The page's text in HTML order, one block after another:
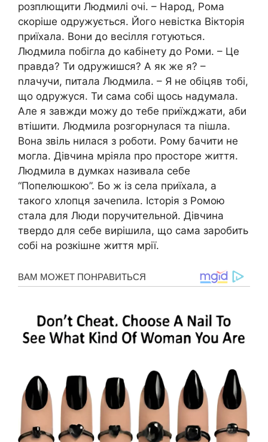
розплющити Людмилі очі. – Народ, Рома
скоріше одружується. Його невістка Вікторія
приїхала. Вони до весілля готуються.
Людмила побігла до кабінету до Роми. – Це
правда? Ти одружишся? А як же я? –
nлачучи, питала Людмила. – Я не обіцяв тобі,
що одружуся. Ти сама собі щось надумала.
Але я завжди можу до тебе приїжджати, аби
втішити. Людмила розгорнулася та пішла.
Вона звіль нилася з роботи. Рому бачити не
могла. Дівчина мріяла про просторе життя.
Людмила в думках називала себе
“Попелюшкою”. Бо ж із села приїхала, а
такого хлопця зачеnила. Історія з Ромою
стала для Люди поручительной. Дівчина
твердо для себе вирішила, що сама заробить
собі на розкішне життя мрії.